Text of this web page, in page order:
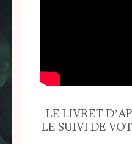
LE LIVRET
LE SUIVI DE